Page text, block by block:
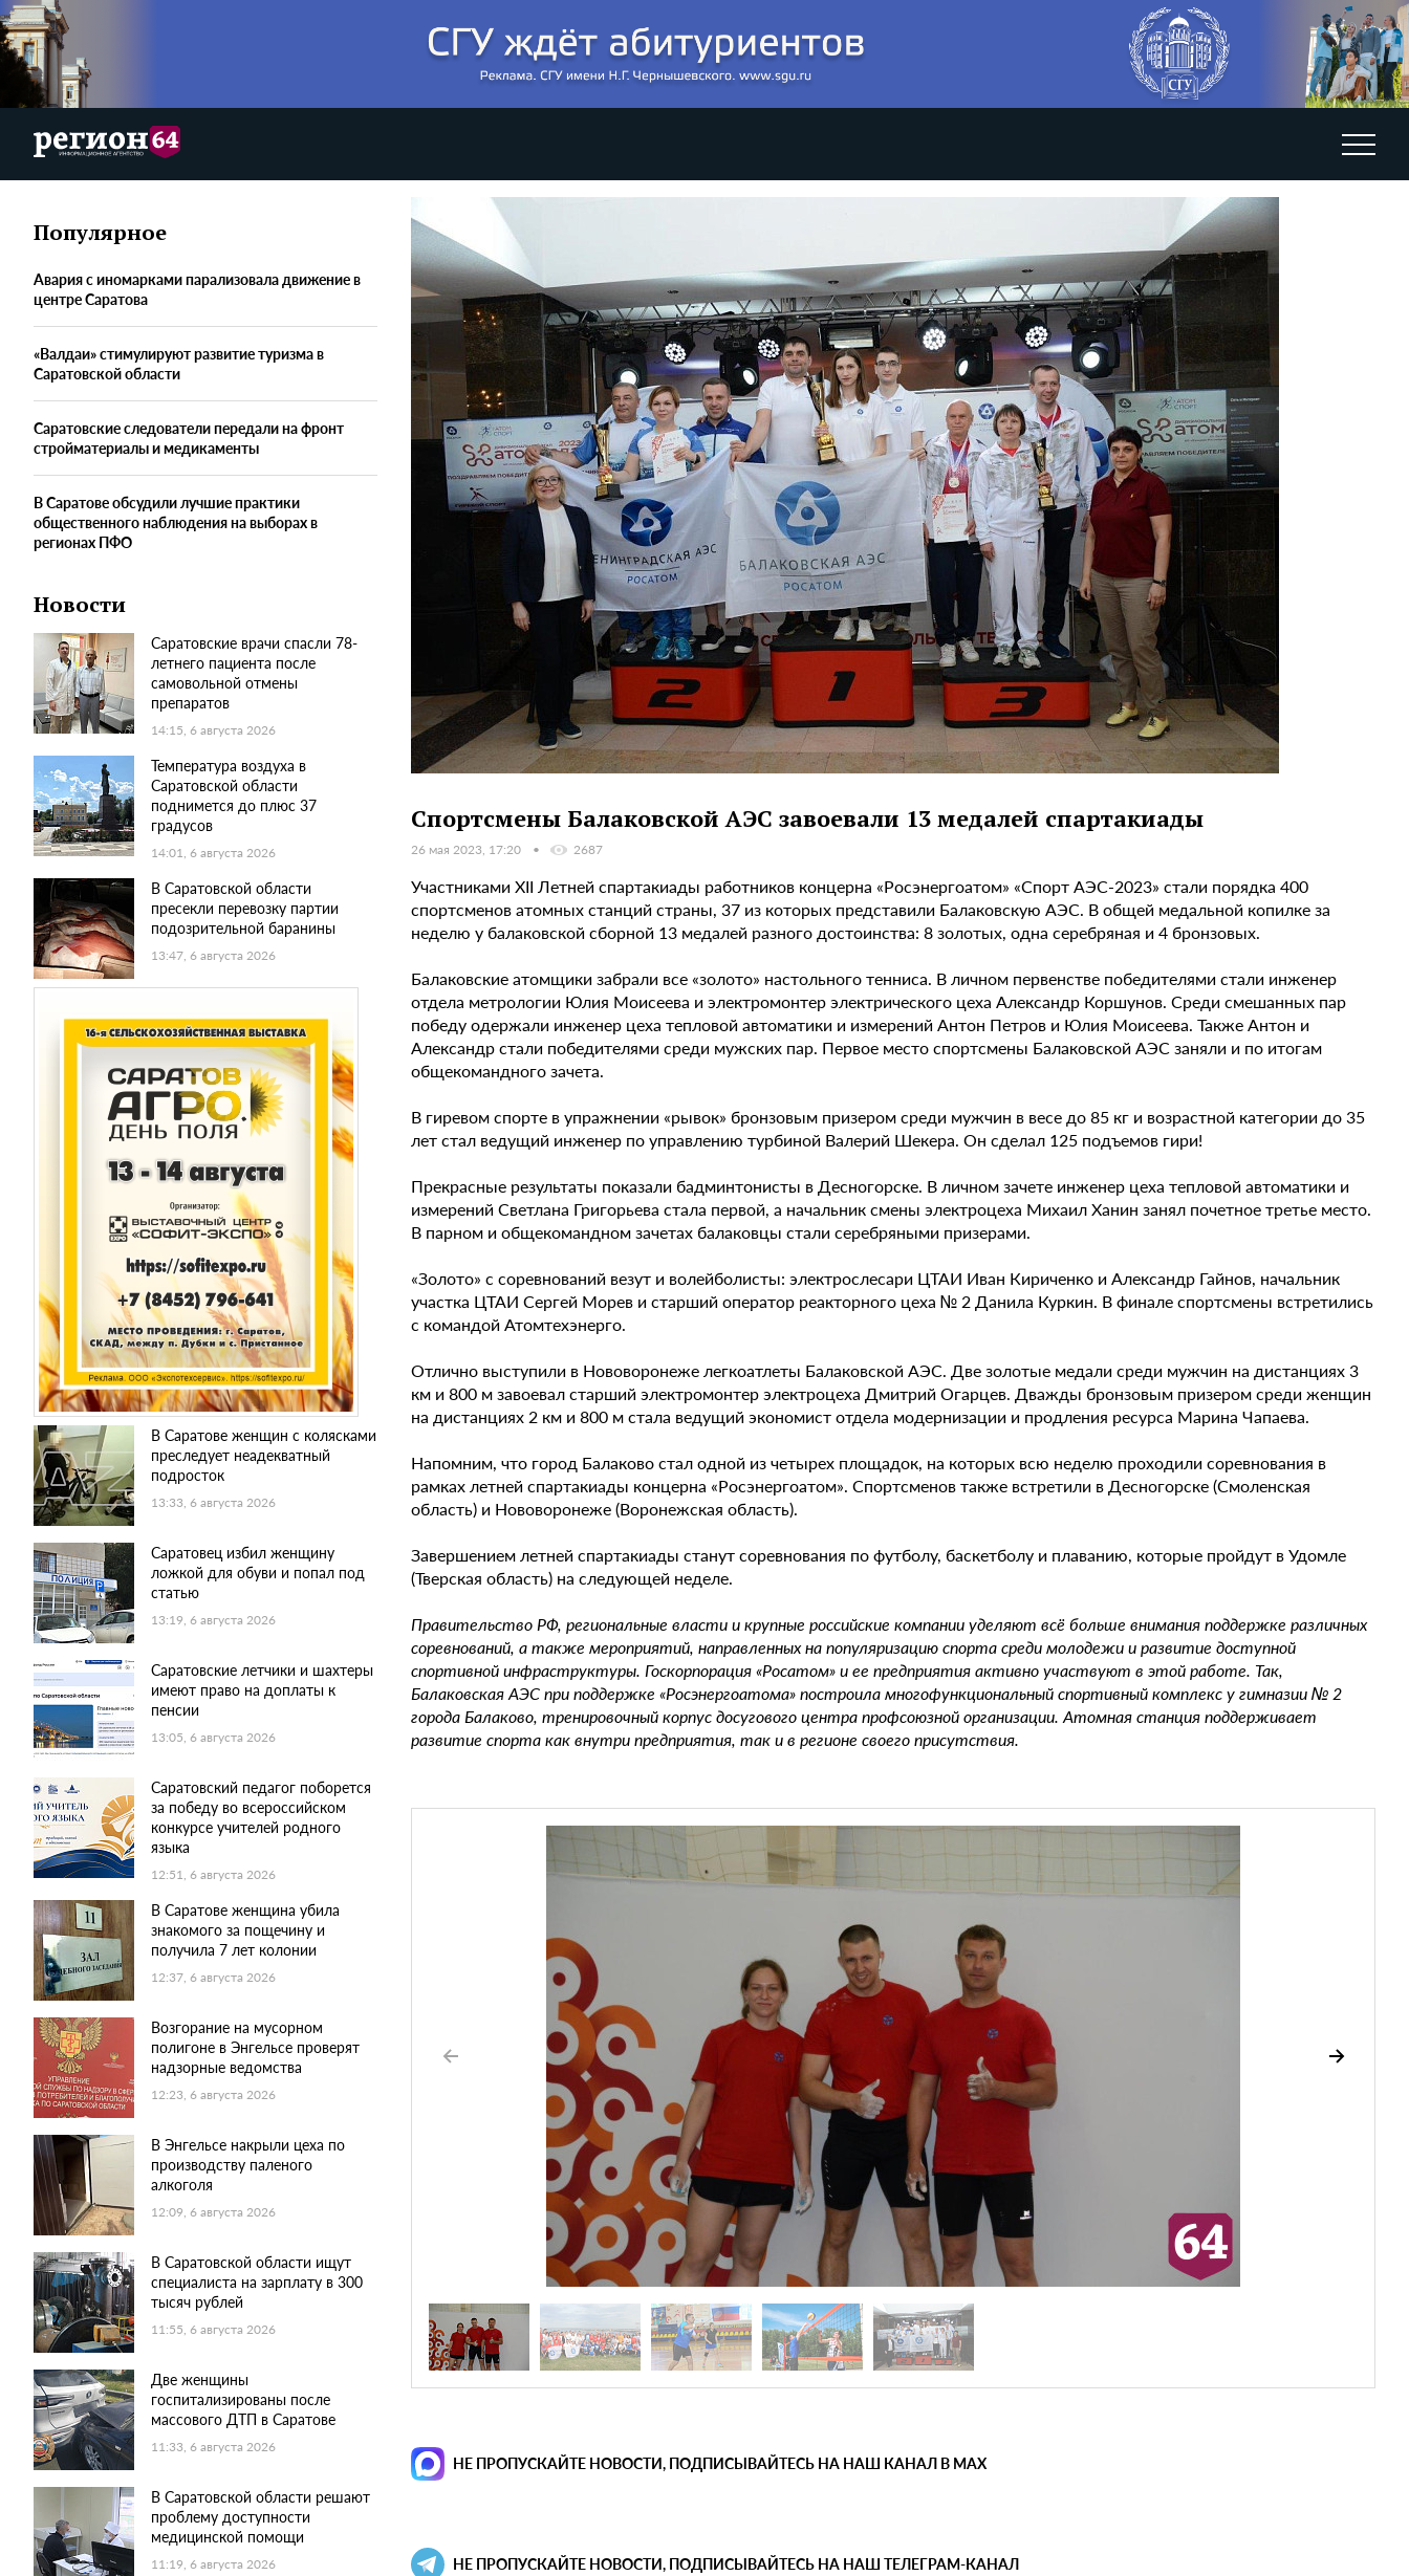
Популярное
Авария с иномарками парализовала движение в
центре Саратова
«Валдаи» стимулируют развитие туризма в
Саратовской области
Саратовские следователи передали на фронт
стройматериалы и медикаменты
В Саратове обсудили лучшие практики
общественного наблюдения на выборах в
регионах ПФО
Новости
Саратовские врачи спасли 78-
летнего пациента после
самовольной отмены
препаратов
14:15, 6 августа 2026
Температура воздуха в
Саратовской области
поднимется до плюс 37
градусов
14:01, 6 августа 2026
В Саратовской области
пресекли перевозку партии
подозрительной баранины
13:47, 6 августа 2026
В Саратове женщин с колясками
преследует неадекватный
подросток
13:33, 6 августа 2026
Саратовец избил женщину
ложкой для обуви и попал под
статью
13:19, 6 августа 2026
Саратовские летчики и шахтеры
имеют право на доплаты к
пенсии
13:05, 6 августа 2026
Саратовский педагог поборется
за победу во всероссийском
конкурсе учителей родного
языка
12:51, 6 августа 2026
В Саратове женщина убила
знакомого за пощечину и
получила 7 лет колонии
12:37, 6 августа 2026
Возгорание на мусорном
полигоне в Энгельсе проверят
надзорные ведомства
12:23, 6 августа 2026
В Энгельсе накрыли цеха по
производству паленого
алкоголя
12:09, 6 августа 2026
В Саратовской области ищут
специалиста на зарплату в 300
тысяч рублей
11:55, 6 августа 2026
Две женщины
госпитализированы после
массового ДТП в Саратове
11:33, 6 августа 2026
В Саратовской области решают
проблему доступности
медицинской помощи
11:19, 6 августа 2026
Спортсмены Балаковской АЭС завоевали 13 медалей спартакиады
26 мая 2023, 17:20 2687
Участниками XII Летней спартакиады работников концерна «Росэнергоатом» «Спорт АЭС-2023» стали порядка 400
спортсменов атомных станций страны, 37 из которых представили Балаковскую АЭС. В общей медальной копилке за
неделю у балаковской сборной 13 медалей разного достоинства: 8 золотых, одна серебряная и 4 бронзовых.
Балаковские атомщики забрали все «золото» настольного тенниса. В личном первенстве победителями стали инженер
отдела метрологии Юлия Моисеева и электромонтер электрического цеха Александр Коршунов. Среди смешанных пар
победу одержали инженер цеха тепловой автоматики и измерений Антон Петров и Юлия Моисеева. Также Антон и
Александр стали победителями среди мужских пар. Первое место спортсмены Балаковской АЭС заняли и по итогам
общекомандного зачета.
В гиревом спорте в упражнении «рывок» бронзовым призером среди мужчин в весе до 85 кг и возрастной категории до 35
лет стал ведущий инженер по управлению турбиной Валерий Шекера. Он сделал 125 подъемов гири!
Прекрасные результаты показали бадминтонисты в Десногорске. В личном зачете инженер цеха тепловой автоматики и
измерений Светлана Григорьева стала первой, а начальник смены электроцеха Михаил Ханин занял почетное третье место.
В парном и общекомандном зачетах балаковцы стали серебряными призерами.
«Золото» с соревнований везут и волейболисты: электрослесари ЦТАИ Иван Кириченко и Александр Гайнов, начальник
участка ЦТАИ Сергей Морев и старший оператор реакторного цеха № 2 Данила Куркин. В финале спортсмены встретились
с командой Атомтехэнерго.
Отлично выступили в Нововоронеже легкоатлеты Балаковской АЭС. Две золотые медали среди мужчин на дистанциях 3
км и 800 м завоевал старший электромонтер электроцеха Дмитрий Огарцев. Дважды бронзовым призером среди женщин
на дистанциях 2 км и 800 м стала ведущий экономист отдела модернизации и продления ресурса Марина Чапаева.
Напомним, что город Балаково стал одной из четырех площадок, на которых всю неделю проходили соревнования в
рамках летней спартакиады концерна «Росэнергоатом». Спортсменов также встретили в Десногорске (Смоленская
область) и Нововоронеже (Воронежская область).
Завершением летней спартакиады станут соревнования по футболу, баскетболу и плаванию, которые пройдут в Удомле
(Тверская область) на следующей неделе.
Правительство РФ, региональные власти и крупные российские компании уделяют всё больше внимания поддержке различных
соревнований, а также мероприятий, направленных на популяризацию спорта среди молодежи и развитие доступной
спортивной инфраструктуры. Госкорпорация «Росатом» и ее предприятия активно участвуют в этой работе. Так,
Балаковская АЭС при поддержке «Росэнергоатома» построила многофункциональный спортивный комплекс у гимназии № 2
города Балаково, тренировочный корпус досугового центра профсоюзной организации. Атомная станция поддерживает
развитие спорта как внутри предприятия, так и в регионе своего присутствия.
НЕ ПРОПУСКАЙТЕ НОВОСТИ, ПОДПИСЫВАЙТЕСЬ НА НАШ КАНАЛ В MAX
НЕ ПРОПУСКАЙТЕ НОВОСТИ, ПОДПИСЫВАЙТЕСЬ НА НАШ ТЕЛЕГРАМ-КАНАЛ